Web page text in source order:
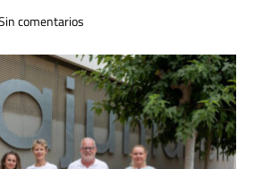
comentarios